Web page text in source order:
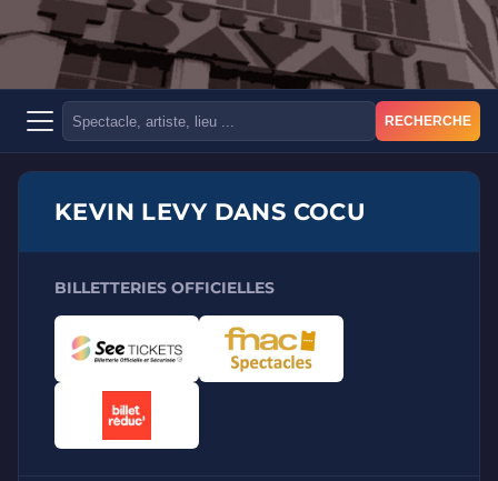
RECHERCHE
KEVIN LEVY DANS COCU
BILLETTERIES OFFICIELLES